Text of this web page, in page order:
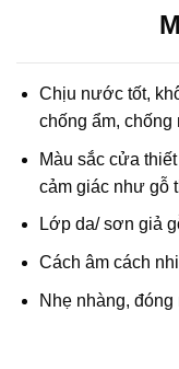
Chịu nước tốt,
chống ẩm, chống
Màu sắc cửa
cảm giác như gỗ
Lớp da/ sơn giả
Cách âm cách
Nhẹ nhàng, đóng